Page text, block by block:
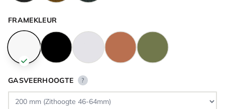
FRAMEKLEUR
GASVEERHOOGTE ?